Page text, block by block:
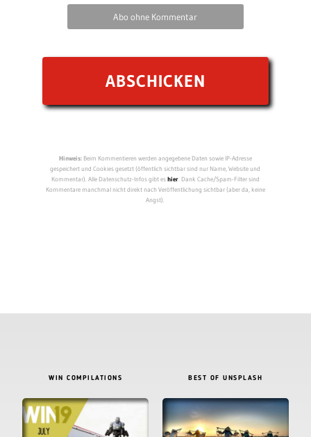
Abo ohne Kommentar
Hinweis:Beim Kommentieren werden angegebene Daten sowie IP-Adresse
gespeichert und Cookies gesetzt (öffentlich sichtbar sind nur Name, Website und
Kommentar). Alle Datenschutz-Infos gibt eshier. Dank Cache/Spam-Filter sind
Kommentare manchmal nicht direkt nach Veröffentlichung sichtbar (aber da, keine
Angst).
WIN COMPILATIONS BEST OF UNSPLASH